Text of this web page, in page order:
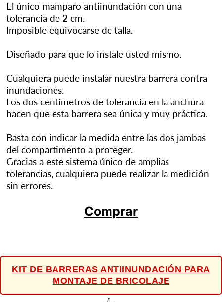
El único mamparo antiinundación con una
tolerancia de 2 cm.
Imposible equivocarse de talla.
Diseñado para que lo instale usted mismo.
Cualquiera puede instalar nuestra barrera contra
inundaciones.
Los dos centímetros de tolerancia en la anchura
hacen que esta barrera sea única y muy práctica.
Basta con indicar la medida entre las dos jambas
del compartimento a proteger.
Gracias a este sistema único de amplias
tolerancias, cualquiera puede realizar la medición
sin errores.
Comprar
KIT DE BARRERAS ANTIINUNDACIÓN PARA
MONTAJE DE BRICOLAJE
👆